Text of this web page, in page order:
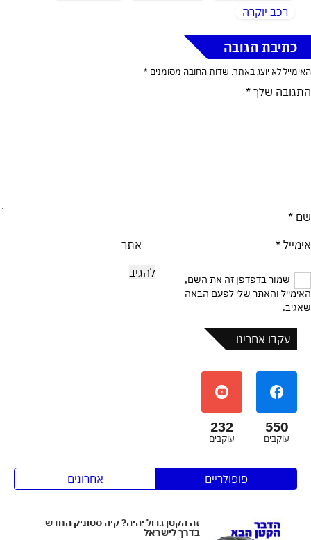
רכב יוקרה
כתיבת תגובה
האימייל לא יוצג באתר. שדות החובה מסומנים *
התגובה שלך *
שם *
אימייל * אתר
שמור בדפדפן זה את השם,
האימייל והאתר שלי לפעם הבאה
שאגיב.
עקבו אחרינו
550
עוקבים
232
עוקבים
פופולריים אחרונים
זה הקטן גדול יהיה? קיה סטוניק החדש
בדרך לישראל